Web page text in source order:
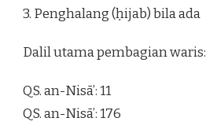
3. Penghalang (ḥijab) bila ada
Dalil utama pembagian waris:
QS. an-Nisā’: 11
QS. an-Nisā’: 176